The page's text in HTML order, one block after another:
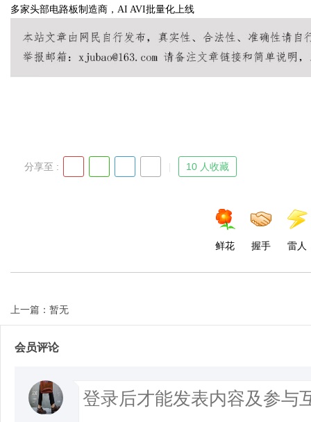
多家头部电路板制造商，AI AVI批量化上线
分享至 : 10 人收藏
鲜花 握手 雷人
上一篇：暂无
会员评论